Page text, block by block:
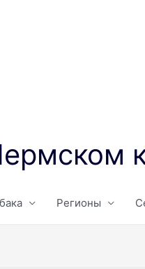
Регионы